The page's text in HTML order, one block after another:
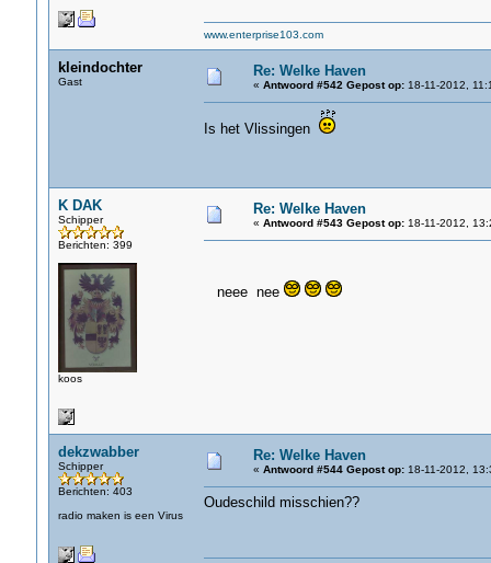
www.enterprise103.com
kleindochter
Gast
Re: Welke Haven
« Antwoord #542 Gepost op:18-11-2012,
Is het Vlissingen
K DAK
Schipper
Berichten: 399
koos
Re: Welke Haven
« Antwoord #543 Gepost op:18-11-2012,
neee nee
dekzwabber
Schipper
Berichten: 403
radio maken is een Virus
Re: Welke Haven
« Antwoord #544 Gepost op:18-11-2012,
Oudeschild misschien??